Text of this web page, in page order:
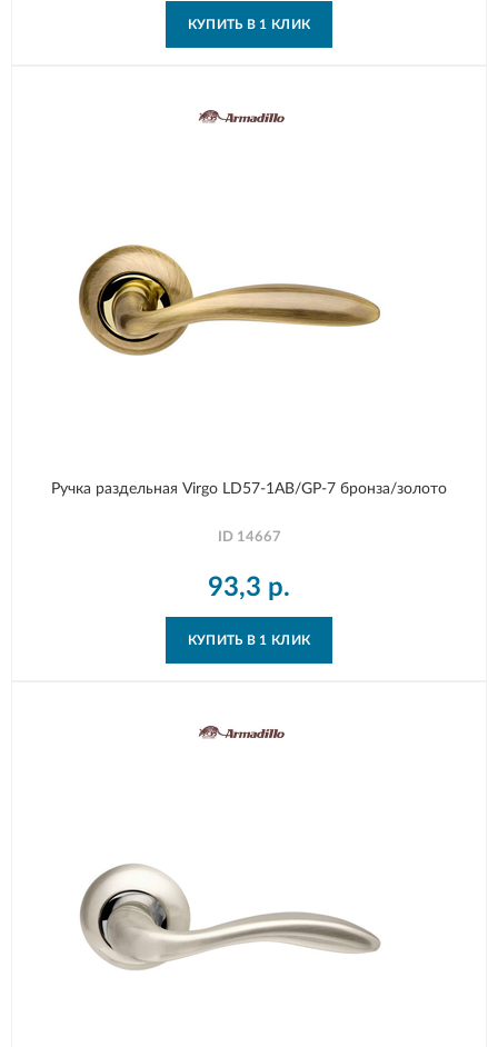
КУПИТЬ В 1 КЛИК
Ручка раздельная Virgo LD57-1AB/GP-7 бронза/золото
ID 14667
93,3 р.
КУПИТЬ В 1 КЛИК